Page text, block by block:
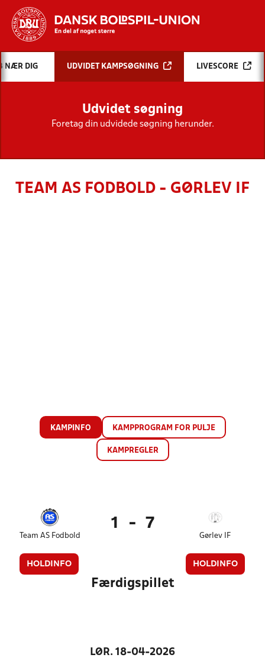
Hvad vil du søge efter?
INDHOLD OG NYHEDER
STILLINGER, RESULTATER, KLUBBER OG
HOLD
NÆR DIG UDVIDET KAMPSØGNING LIVESCORE
Udvidet søgning
Foretag din udvidede søgning herunder.
TEAM AS FODBOLD - GØRLEV IF
KAMPINFO KAMPPROGRAM FOR PULJE
KAMPREGLER
Team AS Fodbold
HOLDINFO
1 - 7
Gørlev IF
HOLDINFO
Færdigspillet
LØR. 18-04-2026